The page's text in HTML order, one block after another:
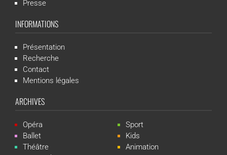
Presse
INFORMATIONS
Présentation
Recherche
Contact
Mentions légales
ARCHIVES
Opéra
Ballet
Théâtre
Sport
Kids
Animation